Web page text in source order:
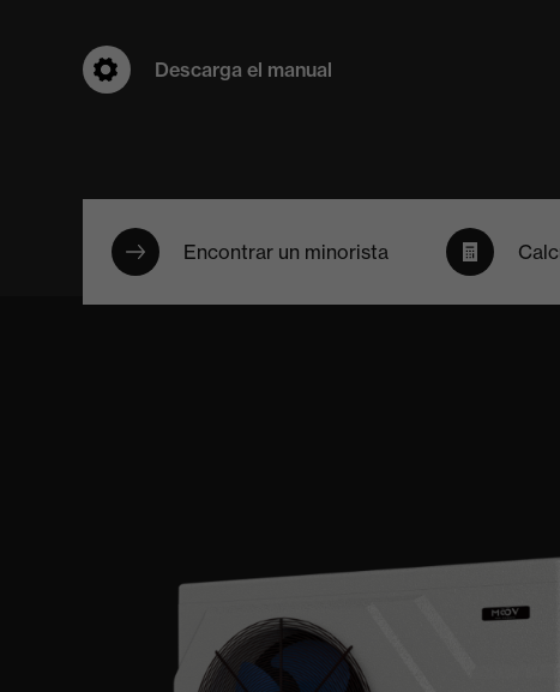
Descarga el manual
Encontrar un minorista